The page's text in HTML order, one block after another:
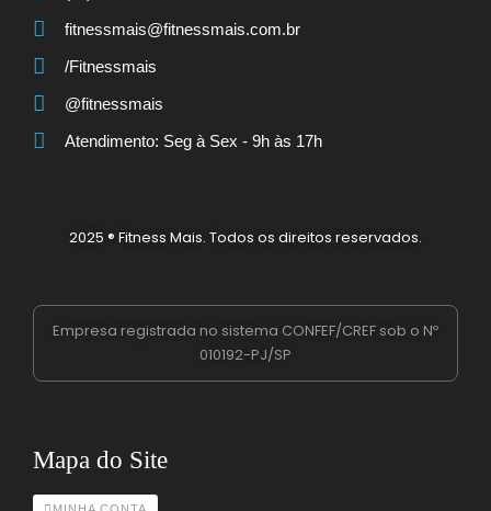
fitnessmais@fitnessmais.com.br
/Fitnessmais
@fitnessmais
Atendimento: Seg à Sex - 9h às 17h
2025 ® Fitness Mais. Todos os direitos reservados.
Empresa registrada no sistema CONFEF/CREF sob o Nº
010192-PJ/SP
Mapa do Site